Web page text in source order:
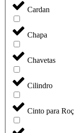
Cardan
Chapa
Chavetas
Cilindro
Cinto para